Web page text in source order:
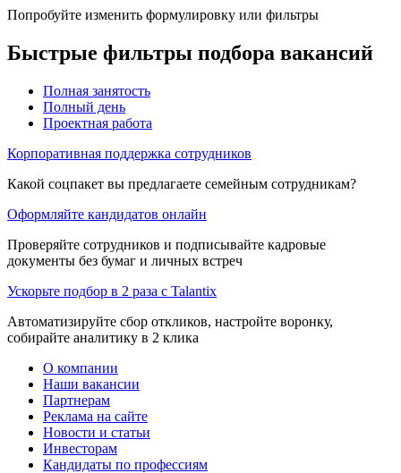
Попробуйте изменить формулировку или фильтры
Быстрые фильтры подбора вакансий
Полная занятость
Полный день
Проектная работа
Корпоративная поддержка сотрудников
Какой соцпакет вы предлагаете семейным сотрудникам?
Оформляйте кандидатов онлайн
Проверяйте сотрудников и подписывайте кадровые
документы без бумаг и личных встреч
Ускорьте подбор в 2 раза с Talantix
Автоматизируйте сбор откликов, настройте воронку,
собирайте аналитику в 2 клика
О компании
Наши вакансии
Партнерам
Реклама на сайте
Новости и статьи
Инвесторам
Кандидаты по профессиям